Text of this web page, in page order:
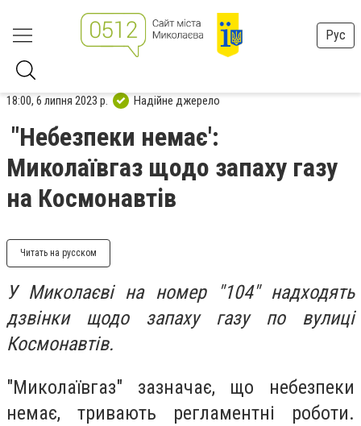
Рус
18:00, 6 липня 2023 р. Надійне джерело
"Небезпеки немає':
Миколаївгаз щодо запаху газу
на Космонавтів
Читать на русском
У Миколаєві на номер "104" надходять
дзвінки щодо запаху газу по вулиці
Космонавтів.
"Миколаївгаз" зазначає, що небезпеки
немає, тривають регламентні роботи.